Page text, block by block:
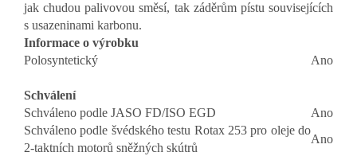
jak chudou palivovou směsí, tak záděrům pístu souvisejících
s usazeninami karbonu.
Informace o výrobku
Polosyntetický
Ano
Schválení
Schváleno podle JASO FD/ISO EGD
Ano
Schváleno podle švédského testu Rotax 253 pro oleje do
2-taktních motorů sněžných skútrů
Ano